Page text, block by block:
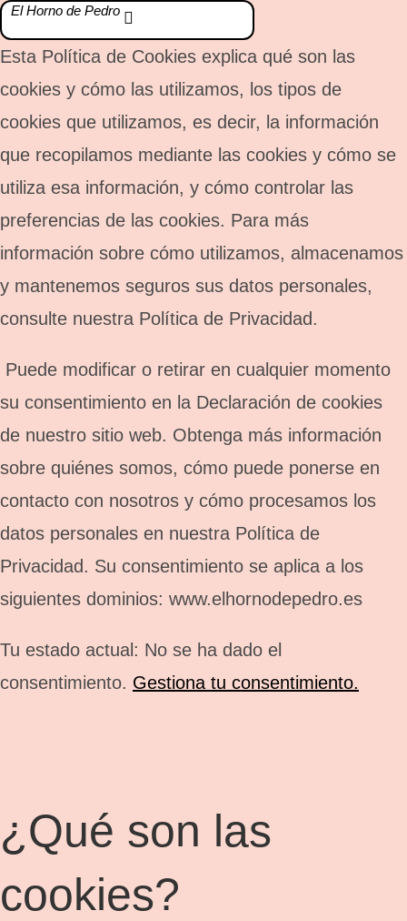
El Horno de Pedro
Esta Política de Cookies explica qué son las
cookies y cómo las utilizamos, los tipos de
cookies que utilizamos, es decir, la información
que recopilamos mediante las cookies y cómo se
utiliza esa información, y cómo controlar las
preferencias de las cookies. Para más
información sobre cómo utilizamos, almacenamos
y mantenemos seguros sus datos personales,
consulte nuestra Política de Privacidad.
Puede modificar o retirar en cualquier momento
su consentimiento en la Declaración de cookies
de nuestro sitio web. Obtenga más información
sobre quiénes somos, cómo puede ponerse en
contacto con nosotros y cómo procesamos los
datos personales en nuestra Política de
Privacidad. Su consentimiento se aplica a los
siguientes dominios: www.elhornodepedro.es
Tu estado actual: No se ha dado el
consentimiento. Gestiona tu consentimiento.
¿Qué son las
cookies?